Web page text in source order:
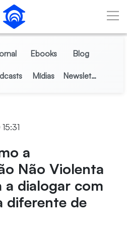
Ebooks Blog
Mídias Newsletter
a
Não Violenta
a dialogar com
diferente de